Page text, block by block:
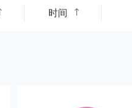
时间